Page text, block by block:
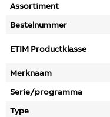
Assortiment
Bestelnummer
ETIM Productklasse
Merknaam
Serie/programma
Type